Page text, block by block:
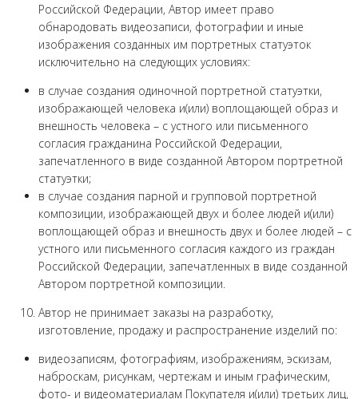
Российской Федерации, Автор имеет право
обнародовать видеозаписи, фотографии и иные
изображения созданных им портретных статуэток
исключительно на следующих условиях:
в случае создания одиночной портретной статуэтки,
изображающей человека и(или) воплощающей образ и
внешность человека – с устного или письменного
согласия гражданина Российской Федерации,
запечатленного в виде созданной Автором портретной
статуэтки;
в случае создания парной и групповой портретной
композиции, изображающей двух и более людей и(или)
воплощающей образ и внешность двух и более людей – с
устного или письменного согласия каждого из граждан
Российской Федерации, запечатленных в виде созданной
Автором портретной композиции.
Автор не принимает заказы на разработку,
изготовление, продажу и распространение изделий по:
видеозаписям, фотографиям, изображениям, эскизам,
наброскам, рисункам, чертежам и иным графическим,
фото- и видеоматериалам Покупателя и(или) третьих лиц,